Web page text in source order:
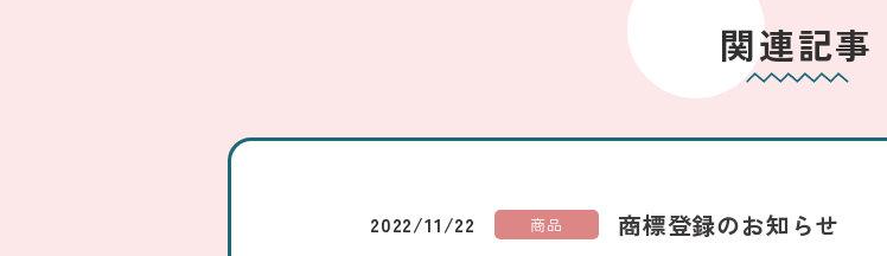
関連記事
2022/11/22 商品 商標登録のお知らせ